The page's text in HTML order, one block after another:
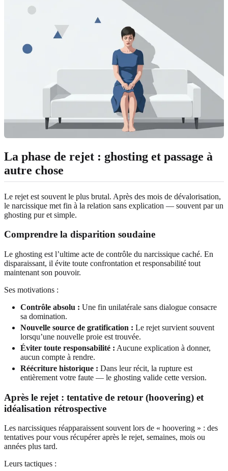
La phase de rejet : ghosting et passage à
autre chose
Le rejet est souvent le plus brutal. Après des mois de dévalorisation,
le narcissique met fin à la relation sans explication — souvent par un
ghosting pur et simple.
Comprendre la disparition soudaine
Le ghosting est l’ultime acte de contrôle du narcissique caché. En
disparaissant, il évite toute confrontation et responsabilité tout
maintenant son pouvoir.
Ses motivations :
Contrôle absolu : Une fin unilatérale sans dialogue consacre
sa domination.
Nouvelle source de gratification : Le rejet survient souvent
lorsqu’une nouvelle proie est trouvée.
Éviter toute responsabilité : Aucune explication à donner,
aucun compte à rendre.
Réécriture historique : Dans leur récit, la rupture est
entièrement votre faute — le ghosting valide cette version.
Après le rejet : tentative de retour (hoovering) et
idéalisation rétrospective
Les narcissiques réapparaissent souvent lors de « hoovering » : des
tentatives pour vous récupérer après le rejet, semaines, mois ou
années plus tard.
Leurs tactiques :